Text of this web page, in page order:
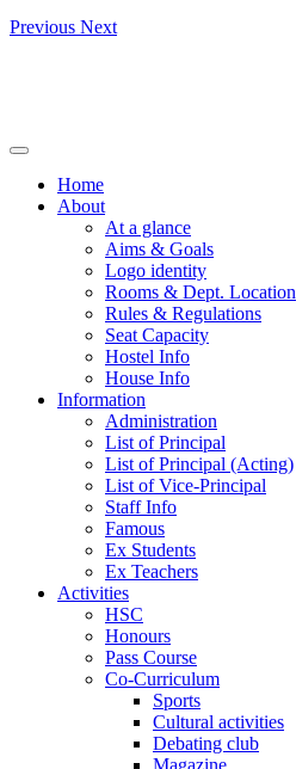
Previous Next
Home
About
At a glance
Aims & Goals
Logo identity
Rooms & Dept. Location
Rules & Regulations
Seat Capacity
Hostel Info
House Info
Information
Administration
List of Principal
List of Principal (Acting)
List of Vice-Principal
Staff Info
Famous
Ex Students
Ex Teachers
Activities
HSC
Honours
Pass Course
Co-Curriculum
Sports
Cultural activities
Debating club
Magazine